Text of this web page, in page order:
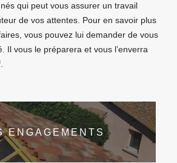
qui peut vous assurer un travail
de vos attentes. Pour en savoir plus
vous pouvez lui demander de vous
Il vous le préparera et vous l’enverra
ENGAGEMENTS